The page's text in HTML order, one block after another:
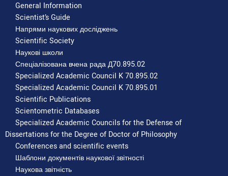
General Information
Scientist’s Guide
Напрями наукових досліджень
Scientific Society
Наукові школи
Спеціалізована вчена рада Д70.895.02
Specialized Academic Council K 70.895.02
Specialized Academic Council K 70.895.01
Scientific Publications
Scientometric Databases
Specialized Academic Councils for the Defense of
Dissertations for the Degree of Doctor of Philosophy
Conferences and scientific events
Шаблони документів наукової звітності
Наукова звітність